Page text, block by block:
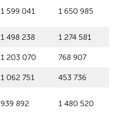
1 599 041 1 650 985
1 498 238 1 274 581
1 203 070 768 907
1 062 751 453 736
939 892 1 480 520